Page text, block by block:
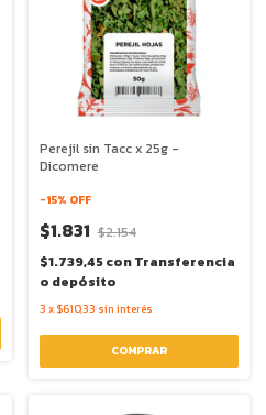
Perejil sin Tacc x 25g -
Dicomere
-15% OFF
$1.831 $2.154
$1.739,45conTransferencia
o depósito
3 x $610,33 sin interés